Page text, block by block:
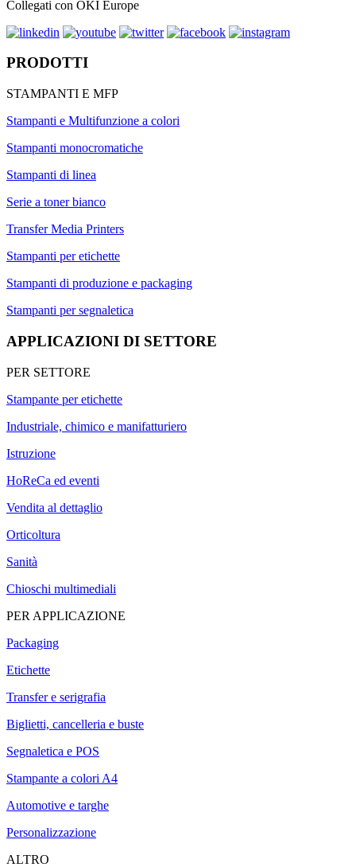
Collegati con OKI Europe
PRODOTTI
STAMPANTI E MFP
Stampanti e Multifunzione a colori
Stampanti monocromatiche
Stampanti di linea
Serie a toner bianco
Transfer Media Printers
Stampanti per etichette
Stampanti di produzione e packaging
Stampanti per segnaletica
APPLICAZIONI DI SETTORE
PER SETTORE
Stampante per etichette
Industriale, chimico e manifatturiero
Istruzione
HoReCa ed eventi
Vendita al dettaglio
Orticoltura
Sanità
Chioschi multimediali
PER APPLICAZIONE
Packaging
Etichette
Transfer e serigrafia
Biglietti, cancelleria e buste
Segnaletica e POS
Stampante a colori A4
Automotive e targhe
Personalizzazione
ALTRO